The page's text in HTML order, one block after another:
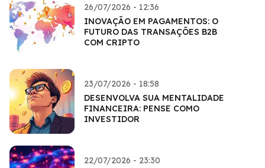
26/07/2026 - 12:36
INOVAÇÃO EM PAGAMENTOS: O
FUTURO DAS TRANSAÇÕES B2B
COM CRIPTO
23/07/2026 - 18:58
DESENVOLVA SUA MENTALIDADE
FINANCEIRA: PENSE COMO
INVESTIDOR
22/07/2026 - 23:30